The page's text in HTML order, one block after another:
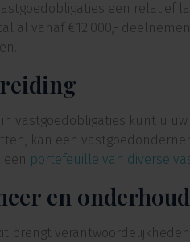
een relatief
al vanaf €12.000,-
vastgoedobligaties kunt u
kan een
een portefeuille van diverse
en onderhoud
brengt